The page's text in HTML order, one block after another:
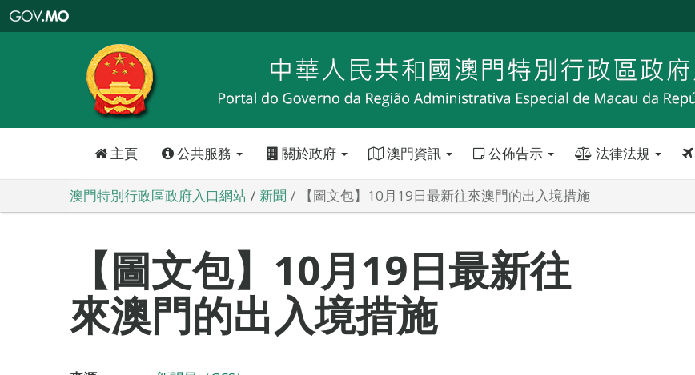
特
政
區
政
口
主頁 公共服務 關於政府 澳門資訊 公佈告示 法律法規
澳門特別行政區政府入口網站 新聞 【圖文包】10月19日最新往來澳門的出入境措施
【圖文包】10月19日最新往
來澳門的出入境措施